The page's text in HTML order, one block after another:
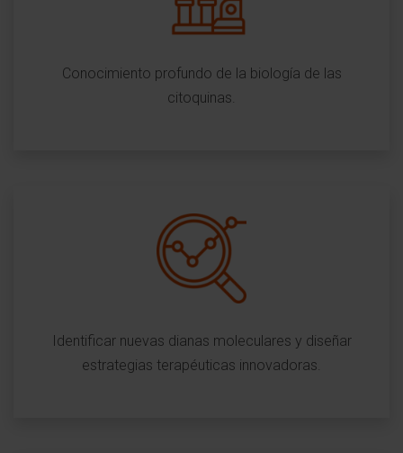
Conocimiento profundo de la biología de las
citoquinas.
Identificar nuevas dianas moleculares y diseñar
estrategias terapéuticas innovadoras.